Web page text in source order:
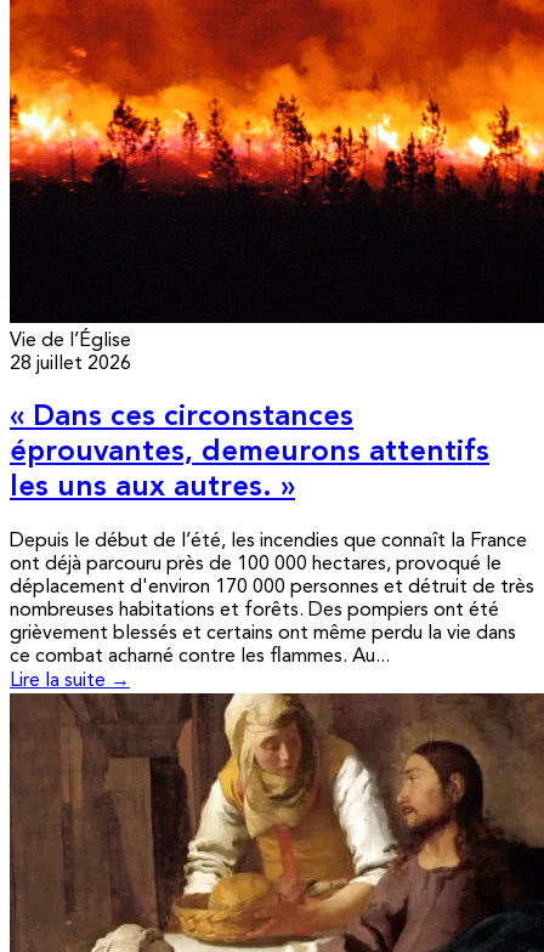
Vie de l’Église
28 juillet 2026
« Dans ces circonstances
éprouvantes, demeurons attentifs
les uns aux autres. »
Depuis le début de l’été, les incendies que connaît la France
ont déjà parcouru près de 100 000 hectares, provoqué le
déplacement d'environ 170 000 personnes et détruit de très
nombreuses habitations et forêts. Des pompiers ont été
grièvement blessés et certains ont même perdu la vie dans
ce combat acharné contre les flammes. Au...
Lire la suite →